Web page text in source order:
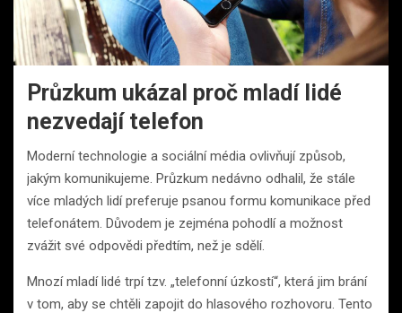
Průzkum ukázal proč mladí lidé
nezvedají telefon
Moderní technologie a sociální média ovlivňují způsob,
jakým komunikujeme. Průzkum nedávno odhalil, že stále
více mladých lidí preferuje psanou formu komunikace před
telefonátem. Důvodem je zejména pohodlí a možnost
zvážit své odpovědi předtím, než je sdělí.
Mnozí mladí lidé trpí tzv. „telefonní úzkostí“, která jim brání
v tom, aby se chtěli zapojit do hlasového rozhovoru. Tento